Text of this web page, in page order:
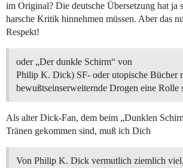
im Original? Die deutsche Übersetzung hat ja
harsche Kritik hinnehmen müssen. Aber das
Respekt!
oder „Der dunkle Schirm“ von
Philip K. Dick) SF- oder utopische Bücher
bewußtseinserweiternde Drogen eine Rolle
Als alter Dick-Fan, dem beim „Dunklen
Tränen gekommen sind, muß ich Dich
Von Philip K. Dick vermutlich ziemlich